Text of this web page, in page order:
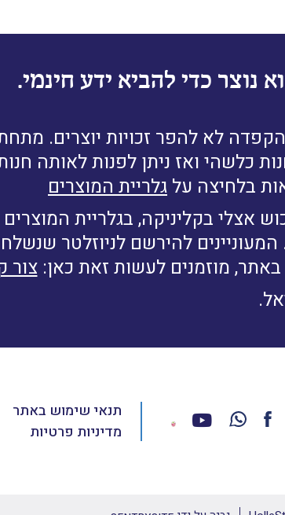
נוצר כדי להביא ידע חינמי.
לא להפר זכויות יוצרים.
כלשהי ואז ניתן לפנות לאותה
בלחיצה על גלריית המוצרים
אצלי בקליניקה, בגלריית המוצרים
להירשם לניוזלטר
באתר, מוזמנים לעשות זאת כאן:צור
תנאי שימוש באתר
מדיניות פרטיות